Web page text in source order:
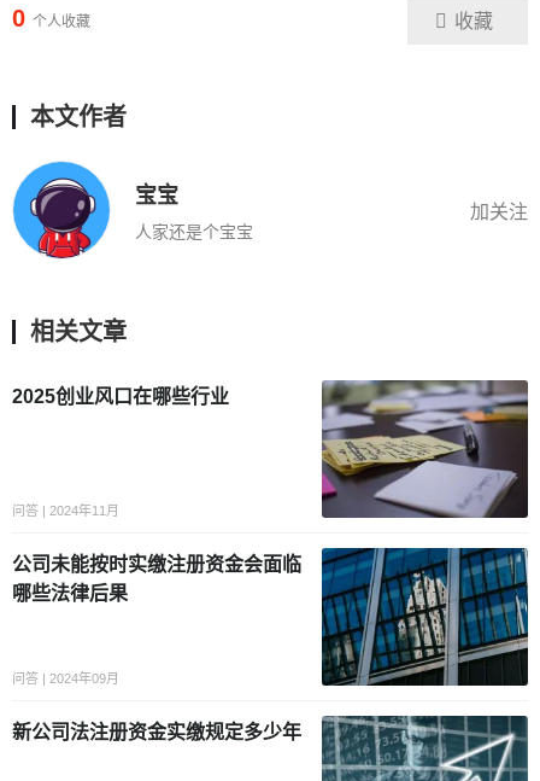
0 个人收藏 收藏
本文作者
宝宝
人家还是个宝宝
加关注
相关文章
2025创业风口在哪些行业
问答 | 2024年11月
公司未能按时实缴注册资金会面临
哪些法律后果
问答 | 2024年09月
新公司法注册资金实缴规定多少年